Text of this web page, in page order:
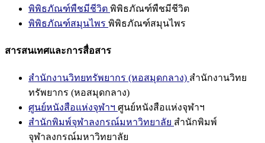
พิพิธภัณฑ์พืชมีชีวิต พิพิธภัณฑ์พืชมีชีวิต
พิพิธภัณฑ์สมุนไพร พิพิธภัณฑ์สมุนไพร
สารสนเทศและการสื่อสาร
สำนักงานวิทยทรัพยากร (หอสมุดกลาง) สำนักงานวิทย
ทรัพยากร (หอสมุดกลาง)
ศูนย์หนังสือแห่งจุฬาฯ ศูนย์หนังสือแห่งจุฬาฯ
สำนักพิมพ์จุฬาลงกรณ์มหาวิทยาลัย สำนักพิมพ์
จุฬาลงกรณ์มหาวิทยาลัย